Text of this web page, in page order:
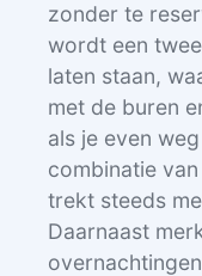
zonder te
wordt een
laten staan,
met de buren
als je even
combinatie
trekt steeds
Daarnaast